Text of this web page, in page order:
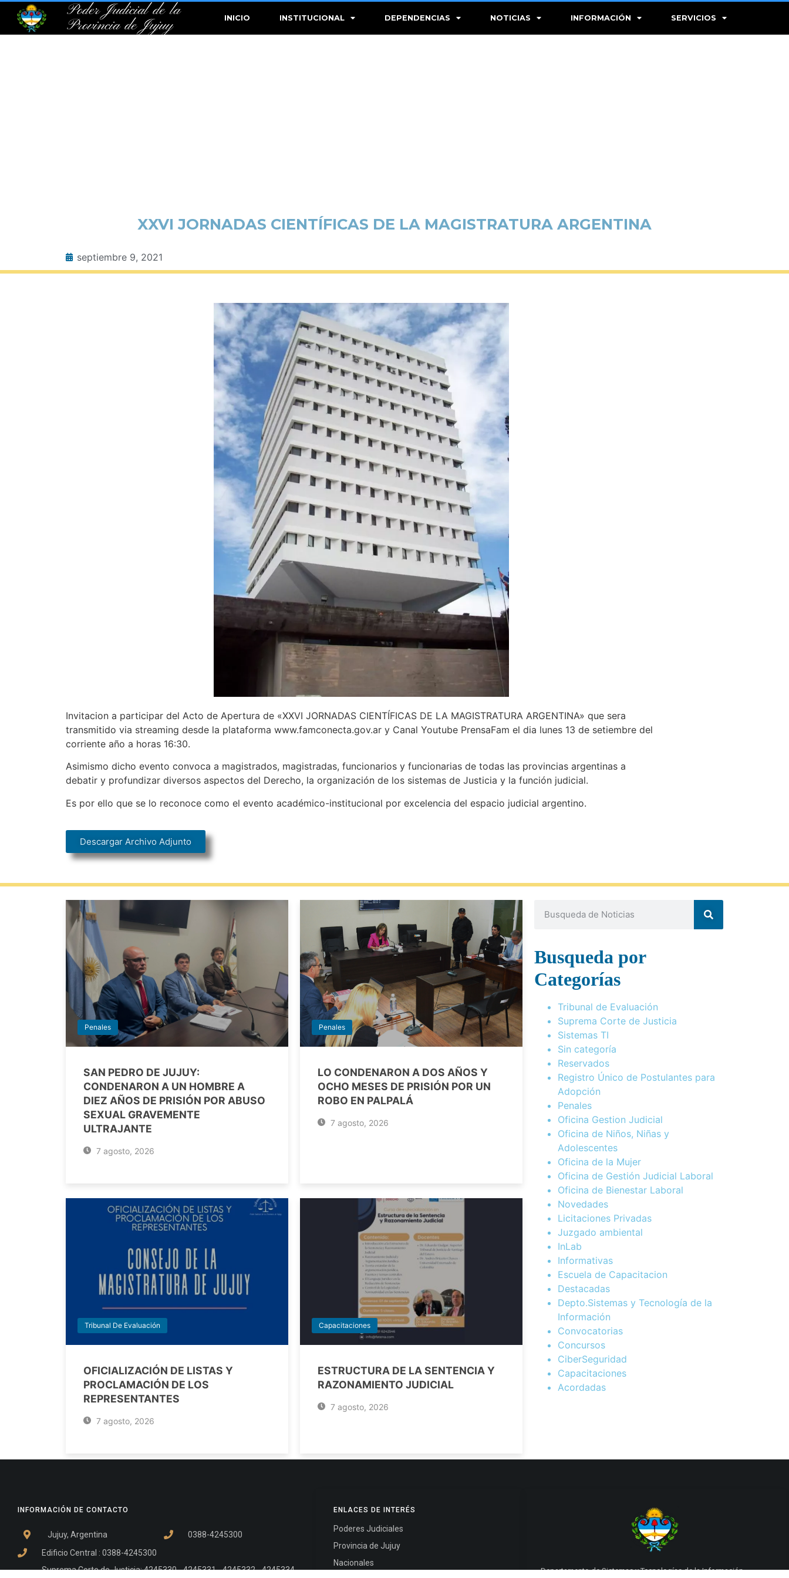
Poder Judicial de la
Provincia de Jujuy
INICIO INSTITUCIONAL DEPENDENCIAS NOTICIAS INFORMACIÓN SERVICIOS
XXVI JORNADAS CIENTÍFICAS DE LA MAGISTRATURA ARGENTINA
septiembre 9, 2021
Invitacion a participar del Acto de Apertura de «XXVI JORNADAS CIENTÍFICAS DE LA MAGISTRATURA ARGENTINA» que sera
transmitido via streaming desde la plataforma www.famconecta.gov.ar y Canal Youtube PrensaFam el dia lunes 13 de setiembre del
corriente año a horas 16:30.
Asimismo dicho evento convoca a magistrados, magistradas, funcionarios y funcionarias de todas las provincias argentinas a
debatir y profundizar diversos aspectos del Derecho, la organización de los sistemas de Justicia y la función judicial.
Es por ello que se lo reconoce como el evento académico-institucional por excelencia del espacio judicial argentino.
Descargar Archivo Adjunto
Penales
SAN PEDRO DE JUJUY:
CONDENARON A UN HOMBRE A
DIEZ AÑOS DE PRISIÓN POR ABUSO
SEXUAL GRAVEMENTE
ULTRAJANTE
7 agosto, 2026
Penales
LO CONDENARON A DOS AÑOS Y
OCHO MESES DE PRISIÓN POR UN
ROBO EN PALPALÁ
7 agosto, 2026
Tribunal De Evaluación
OFICIALIZACIÓN DE LISTAS Y
PROCLAMACIÓN DE LOS
REPRESENTANTES
7 agosto, 2026
Capacitaciones
ESTRUCTURA DE LA SENTENCIA Y
RAZONAMIENTO JUDICIAL
7 agosto, 2026
Busqueda por
Categorías
Tribunal de Evaluación
Suprema Corte de Justicia
Sistemas TI
Sin categoría
Reservados
Registro Único de Postulantes para
Adopción
Penales
Oficina Gestion Judicial
Oficina de Niños, Niñas y
Adolescentes
Oficina de la Mujer
Oficina de Gestión Judicial Laboral
Oficina de Bienestar Laboral
Novedades
Licitaciones Privadas
Juzgado ambiental
InLab
Informativas
Escuela de Capacitacion
Destacadas
Depto.Sistemas y Tecnología de la
Información
Convocatorias
Concursos
CiberSeguridad
Capacitaciones
Acordadas
INFORMACIÓN DE CONTACTO
Jujuy, Argentina
0388-4245300
Edificio Central : 0388-4245300
Suprema Corte de Justicia: 4245330 - 4245331 - 4245332 - 4245334
ENLACES DE INTERÉS
Poderes Judiciales
Provincia de Jujuy
Nacionales
Departamento de Sistemas y Tecnologías de la Información.